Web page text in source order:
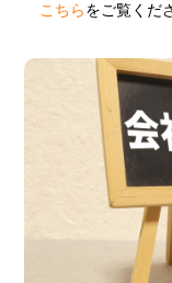
こちら をご覧くだ